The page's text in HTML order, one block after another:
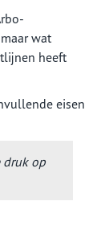
wat
heeft
eisen
druk op